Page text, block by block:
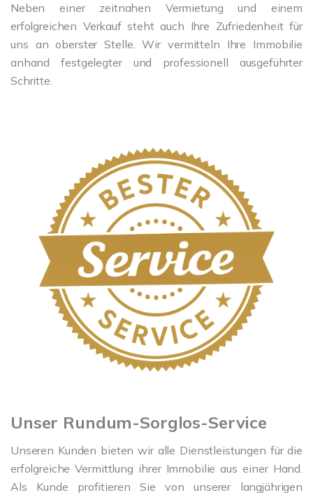
Neben einer zeitnahen Vermietung und einem
erfolgreichen Verkauf steht auch Ihre Zufriedenheit für
uns an oberster Stelle. Wir vermitteln Ihre Immobilie
anhand festgelegter und professionell ausgeführter
Schritte.
Unser Rundum-Sorglos-Service
Unseren Kunden bieten wir alle Dienstleistungen für die
erfolgreiche Vermittlung ihrer Immobilie aus einer Hand.
Als Kunde profitieren Sie von unserer langjährigen